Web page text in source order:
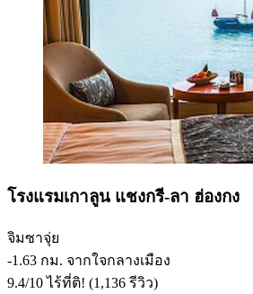
โรงแรมเกาลูน แชงกรี-ลา ฮ่องกง
จิมซาจุ่ย
‐1.63 กม. จากใจกลางเมือง
9.4/10ไร้ที่ติ! (1,136 รีวิว)